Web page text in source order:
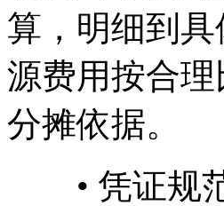
算，明细到
源费用按合
分摊依据。
• 凭证规范